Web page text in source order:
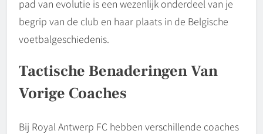
pad van evolutie is een wezenlijk onderdeel van je
begrip van de club en haar plaats in de Belgische
voetbalgeschiedenis.
Tactische Benaderingen Van
Vorige Coaches
Bij Royal Antwerp FC hebben verschillende coaches